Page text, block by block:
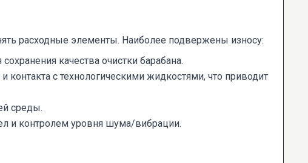
расходные элементы. Наиболее подвержены износу:
качества очистки барабана.
контакта с технологическими жидкостями, что приводит
среды.
и контролем уровня шума/вибрации.